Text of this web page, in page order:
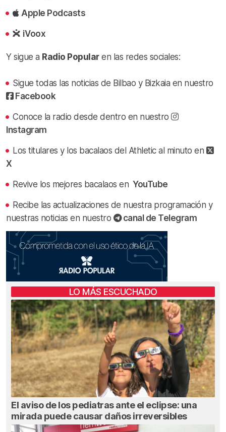
Apple Podcasts
iVoox
Y sigue a Radio Popularen las redes sociales:
Sigue todas las noticias de Bilbao y Bizkaia en nuestro
Facebook
Conoce la radio desde dentro en nuestro
Instagram
Los titulares y los bacalaos del Athletic al minuto en
X
Revive los mejores bacalaos en YouTube
Recibe las actualizaciones de nuestra programación y
nuestras noticias en nuestro
canal de Telegram
LO MÁS ESCUCHADO
El aviso de los pediatras ante el eclipse: una
mirada puede causar daños irreversibles